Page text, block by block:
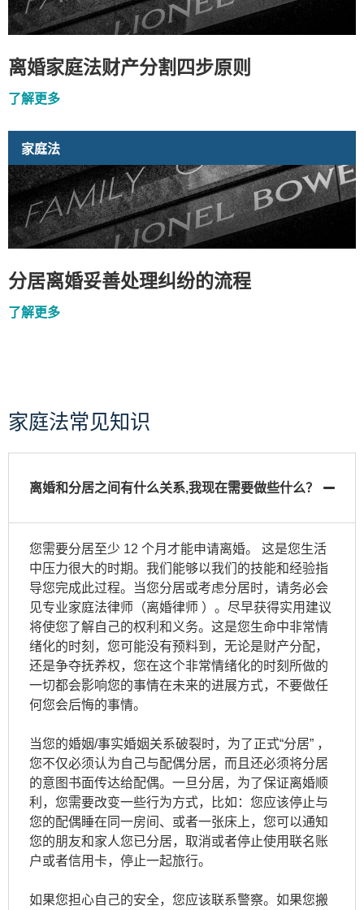
离婚家庭法财产分割四步原则
了解更多
家庭法
分居离婚妥善处理纠纷的流程
了解更多
家庭法常见知识
离婚和分居之间有什么关系,我现在需要做些什么？
您需要分居至少 12 个月才能申请离婚。 这是您生活
中压力很大的时期。我们能够以我们的技能和经验指
导您完成此过程。当您分居或考虑分居时，请务必会
见专业家庭法律师（离婚律师 ）。尽早获得实用建议
将使您了解自己的权利和义务。这是您生命中非常情
绪化的时刻，您可能没有预料到，无论是财产分配，
还是争夺抚养权，您在这个非常情绪化的时刻所做的
一切都会影响您的事情在未来的进展方式，不要做任
何您会后悔的事情。
当您的婚姻/事实婚姻关系破裂时，为了正式“分居” ，
您不仅必须认为自己与配偶分居，而且还必须将分居
的意图书面传达给配偶。一旦分居，为了保证离婚顺
利，您需要改变一些行为方式，比如：您应该停止与
您的配偶睡在同一房间、或者一张床上，您可以通知
您的朋友和家人您已分居，取消或者停止使用联名账
户或者信用卡，停止一起旅行。
如果您担心自己的安全，您应该联系警察。如果您搬